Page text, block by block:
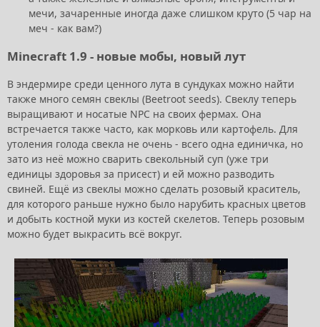
мечи, зачаренные иногда даже слишком круто (5 чар на
меч - как вам?)
Minecraft 1.9 - новые мобы, новый лут
В эндермире среди ценного лута в сундуках можно найти
также много семян свеклы (Beetroot seeds). Свеклу теперь
выращивают и носатые NPC на своих фермах. Она
встречается также часто, как морковь или картофель. Для
утоления голода свекла не очень - всего одна единичка, но
зато из неё можно сварить свекольный суп (уже три
единицы здоровья за присест) и ей можно разводить
свиней. Ещё из свеклы можно сделать розовый краситель,
для которого раньше нужно было нарубить красных цветов
и добыть костной муки из костей скелетов. Теперь розовым
можно будет выкрасить всё вокруг.